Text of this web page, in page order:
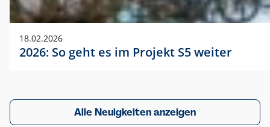
18.02.2026
2026: So geht es im Projekt S5 weiter
Alle Neuigkeiten anzeigen